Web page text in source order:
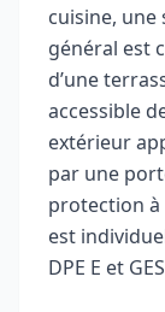
cuisine, une
général est
d’une
accessible
extérieur
par une
protection à
est
DPE E et